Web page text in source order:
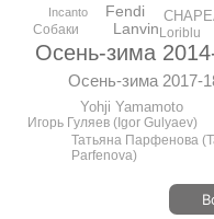
Осень-зима
Осень-зима 2017-
Lanvin
Fendi
Yohji Yamamoto
Игорь Гуляев (Igor Gulyaev)
Татьяна Парфенова
Parfenova)
Собаки Loriblu
Incanto